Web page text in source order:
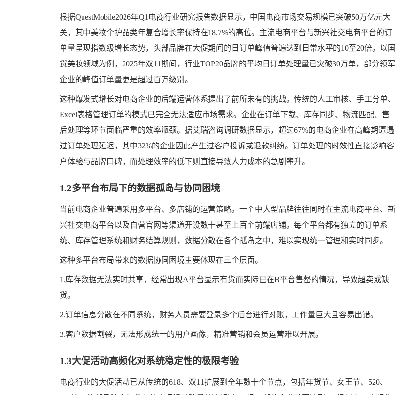
根据QuestMobile2026年Q1电商行业研究报告数据显示，中国电商市场交易规模已突破50万亿元大
关，其中美妆个护品类年复合增长率保持在18.7%的高位。主流电商平台与新兴社交电商平台的订
单量呈现指数级增长态势，头部品牌在大促期间的日订单峰值普遍达到日常水平的10至20倍。以国
货美妆领域为例，2025年双11期间，行业TOP20品牌的平均日订单处理量已突破30万单，部分领军
企业的峰值订单量更是超过百万级别。
这种爆发式增长对电商企业的后端运营体系提出了前所未有的挑战。传统的人工审核、手工分单、
Excel表格管理订单的模式已完全无法适应市场需求。企业在订单下载、库存同步、物流匹配、售
后处理等环节面临严重的效率瓶颈。据艾瑞咨询调研数据显示，超过67%的电商企业在高峰期遭遇
过订单处理延迟，其中32%的企业因此产生过客户投诉或退款纠纷。订单处理的时效性直接影响客
户体验与品牌口碑，而处理效率的低下则直接导致人力成本的急剧攀升。
1.2多平台布局下的数据孤岛与协同困境
当前电商企业普遍采用多平台、多店铺的运营策略。一个中大型品牌往往同时在主流电商平台、新
兴社交电商平台以及自营官网等渠道开设数十甚至上百个前端店铺。每个平台都有独立的订单系
统、库存管理系统和财务结算规则，数据分散在各个孤岛之中，难以实现统一管理和实时同步。
这种多平台布局带来的数据协同困境主要体现在三个层面。
1.库存数据无法实时共享，经常出现A平台显示有货而实际已在B平台售罄的情况，导致超卖或缺
货。
2.订单信息分散在不同系统，财务人员需要登录多个后台进行对账，工作量巨大且容易出错。
3.客户数据割裂，无法形成统一的用户画像，精准营销和会员运营难以开展。
1.3大促活动高频化对系统稳定性的极限考验
电商行业的大促活动已从传统的618、双11扩展到全年数十个节点，包括年货节、女王节、520、